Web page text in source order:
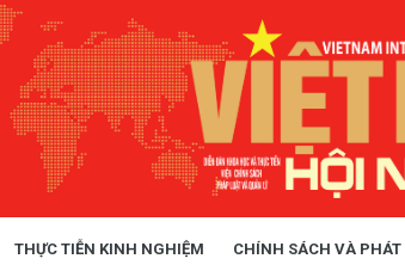
THỰC TIỄN KINH NGHIỆM CHÍNH SÁCH VÀ PHÁT